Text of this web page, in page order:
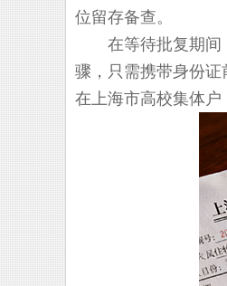
位留存备查。
在等待批复期间，
骤，只需携带身份
在上海市高校集体户